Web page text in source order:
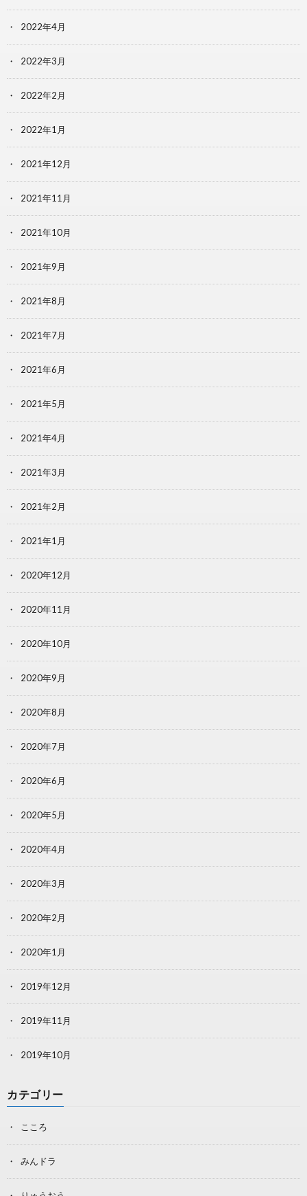
2022年4月
2022年3月
2022年2月
2022年1月
2021年12月
2021年11月
2021年10月
2021年9月
2021年8月
2021年7月
2021年6月
2021年5月
2021年4月
2021年3月
2021年2月
2021年1月
2020年12月
2020年11月
2020年10月
2020年9月
2020年8月
2020年7月
2020年6月
2020年5月
2020年4月
2020年3月
2020年2月
2020年1月
2019年12月
2019年11月
2019年10月
カテゴリー
こころ
みんドラ